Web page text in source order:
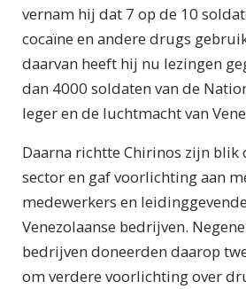
vernam hij dat 7 op de 10
cocaïne en andere drugs
daarvan heeft hij nu lezingen
dan 4000 soldaten van de
leger en de luchtmacht van
Daarna richtte Chirinos zijn blik
sector en gaf voorlichting aan
medewerkers en
Venezolaanse bedrijven.
bedrijven doneerden daarop
om verdere voorlichting over